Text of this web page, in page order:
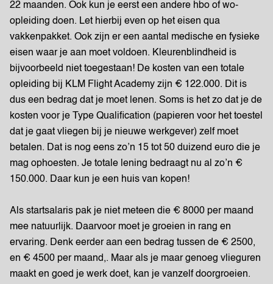
22 maanden. Ook kun je eerst een andere hbo of wo-
opleiding doen. Let hierbij even op het eisen qua
vakkenpakket. Ook zijn er een aantal medische en fysieke
eisen waar je aan moet voldoen. Kleurenblindheid is
bijvoorbeeld niet toegestaan! De kosten van een totale
opleiding bij KLM Flight Academy zijn € 122.000. Dit is
dus een bedrag dat je moet lenen. Soms is het zo dat je de
kosten voor je Type Qualification (papieren voor het toestel
dat je gaat vliegen bij je nieuwe werkgever) zelf moet
betalen. Dat is nog eens zo’n 15 tot 50 duizend euro die je
mag ophoesten. Je totale lening bedraagt nu al zo’n €
150.000. Daar kun je een huis van kopen!
Als startsalaris pak je niet meteen die € 8000 per maand
mee natuurlijk. Daarvoor moet je groeien in rang en
ervaring. Denk eerder aan een bedrag tussen de € 2500,
en € 4500 per maand,. Maar als je maar genoeg vlieguren
maakt en goed je werk doet, kan je vanzelf doorgroeien.